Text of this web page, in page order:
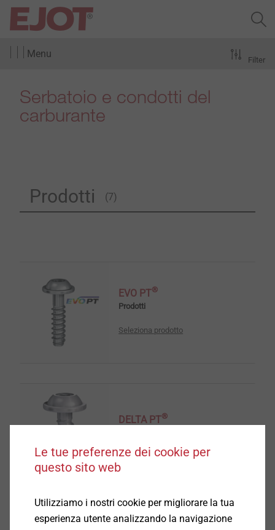
Menu
Serbatoio e condotti del
carburante
Prodotti (7)
Filter
EVO PT®
Prodotti
Seleziona prodotto
DELTA PT®
Seleziona prodotto
Le tue preferenze dei cookie per
questo sito web
Utilizziamo i nostri cookie per migliorare la tua
esperienza utente analizzando la navigazione